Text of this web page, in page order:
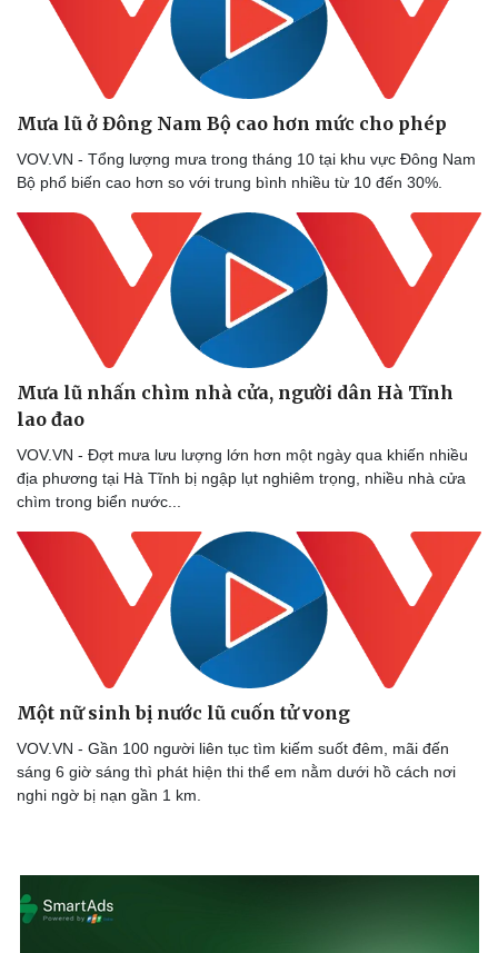
Dinh dưỡng - món ngon
Cây thuốc
Mưa lũ ở Đông Nam Bộ cao hơn mức cho phép
VOV.VN - Tổng lượng mưa trong tháng 10 tại khu vực Đông Nam
Bộ phổ biến cao hơn so với trung bình nhiều từ 10 đến 30%.
Mưa lũ nhấn chìm nhà cửa, người dân Hà Tĩnh
lao đao
VOV.VN - Đợt mưa lưu lượng lớn hơn một ngày qua khiến nhiều
địa phương tại Hà Tĩnh bị ngập lụt nghiêm trọng, nhiều nhà cửa
chìm trong biển nước...
Một nữ sinh bị nước lũ cuốn tử vong
VOV.VN - Gần 100 người liên tục tìm kiếm suốt đêm, mãi đến
sáng 6 giờ sáng thì phát hiện thi thể em nằm dưới hồ cách nơi
nghi ngờ bị nạn gần 1 km.